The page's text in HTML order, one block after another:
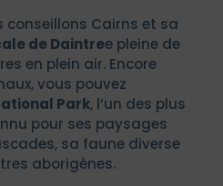
conseillons Cairns et sa
de Daintree pleine de
en plein air. Encore
vous pouvez
Park, l’un des plus
pour ses paysages
sa faune diverse
aborigènes.